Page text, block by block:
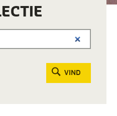
VIND